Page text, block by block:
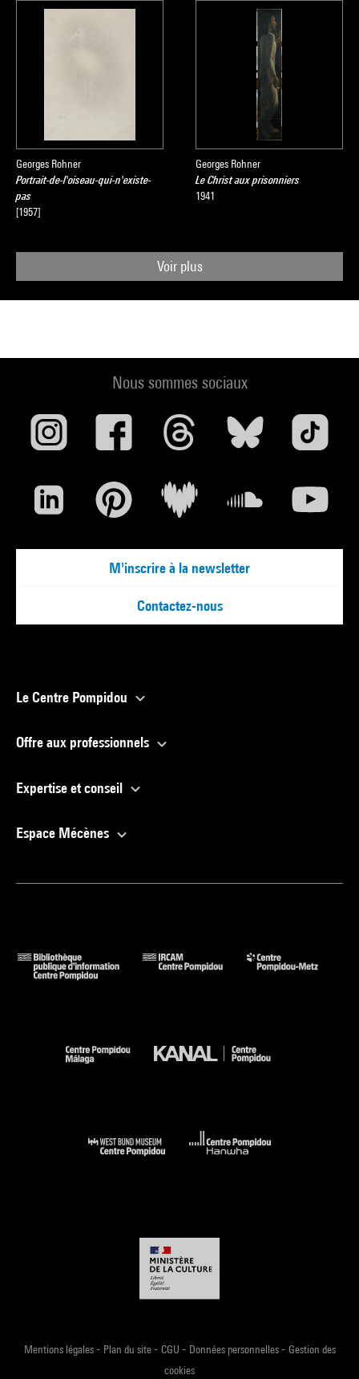
Georges Rohner
Portrait-de-l'oiseau-qui-n'existe-
pas
[1957]
Georges Rohner
Le Christ aux prisonniers
1941
Voir plus
Nous sommes sociaux
M'inscrire à la newsletter
Contactez-nous
Le Centre Pompidou
Offre aux professionnels
Expertise et conseil
Espace Mécènes
Mentions légales- Plan du site- CGU - Données personnelles- Gestion des
cookies